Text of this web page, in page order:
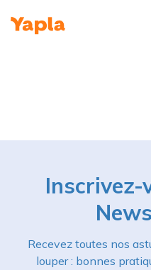
Inscrivez-
Recevez toutes nos
louper : bonnes